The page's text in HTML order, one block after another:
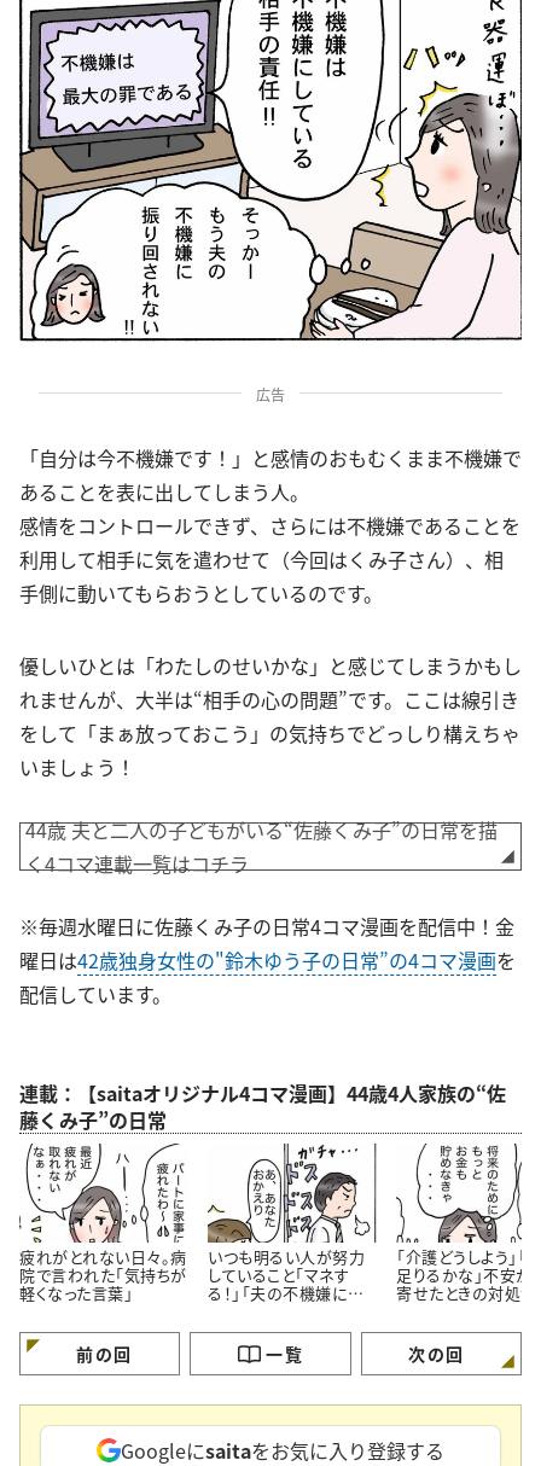
広告
「自分は今不機嫌です！」と感情のおもむくまま不機嫌で
あることを表に出してしまう人。
感情をコントロールできず、さらには不機嫌であることを
利用して相手に気を遣わせて（今回はくみ子さん）、相
手側に動いてもらおうとしているのです。
優しいひとは「わたしのせいかな」と感じてしまうかもし
れませんが、大半は“相手の心の問題”です。ここは線引き
をして「まぁ放っておこう」の気持ちでどっしり構えちゃ
いましょう！
44歳 夫と二人の子どもがいる“佐藤くみ子”の日常を描
く4コマ連載一覧はコチラ
※毎週水曜日に佐藤くみ子の日常4コマ漫画を配信中！金
曜日は42歳独身女性の"鈴木ゆう子の日常”の4コマ漫画を
配信しています。
連載：【saitaオリジナル4コマ漫画】44歳4人家族の“佐
藤くみ子”の日常
疲れがとれない日々。病
院で言われた「気持ちが
軽くなった言葉」
いつも明るい人が努力
していること「マネす
る！」「夫の不機嫌に振
漫画＞
「介護どうしよう」「
足りるかな」不安が
寄せたときの対処
前の回 一覧 次の回
Googleにsaitaをお気に入り登録する